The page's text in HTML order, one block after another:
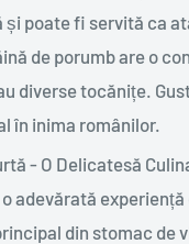
și poate fi servită ca
de porumb are o
diverse tocănițe.
în inima românilor.
- O Delicatesă
adevărată
din stomac de